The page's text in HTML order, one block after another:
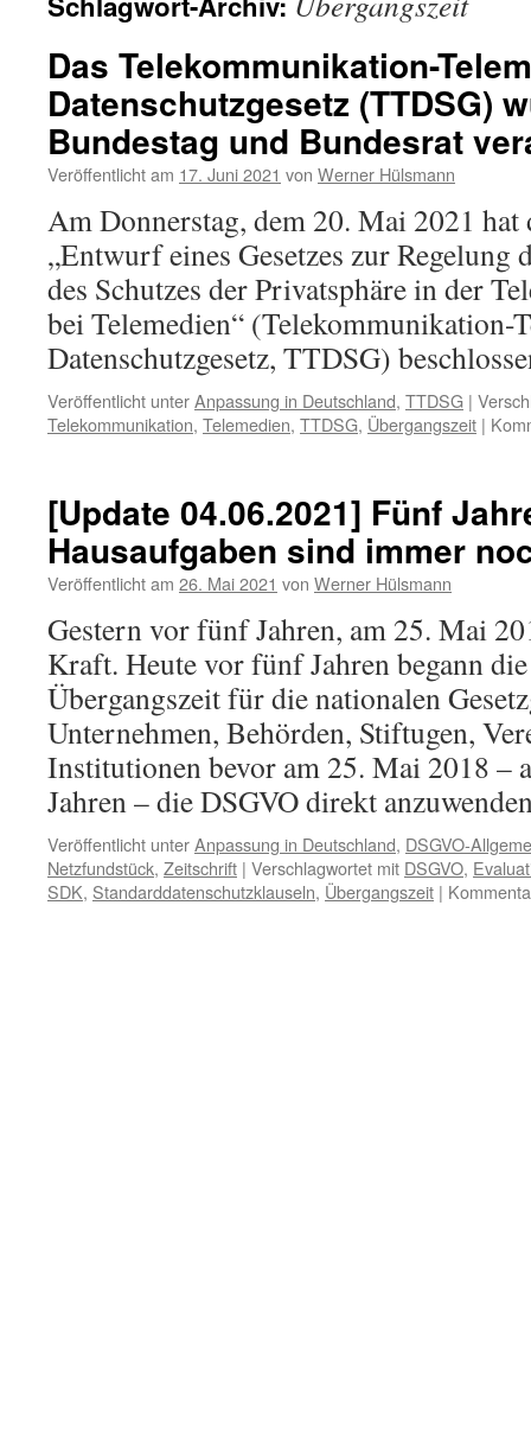
Das Telekommunikation-
Datenschutzgesetz (TTDSG)
Bundestag und Bundesrat
Veröffentlicht am 17. Juni 2021 von Werner Hülsmann
Am Donnerstag, dem 20. Mai 2021 hat
„Entwurf eines Gesetzes zur Regelung
des Schutzes der Privatsphäre in der
bei Telemedien“ (Telekommunikation-
Datenschutzgesetz, TTDSG)
Veröffentlicht unterAnpassung in Deutschland, TTDSG |
Telekommunikation, Telemedien, TTDSG, Übergangszeit |
[Update 04.06.2021] Fünf
Hausaufgaben sind immer
Veröffentlicht am 26. Mai 2021 von Werner Hülsmann
Gestern vor fünf Jahren, am 25. Mai
Kraft. Heute vor fünf Jahren begann
Übergangszeit für die nationalen
Unternehmen, Behörden, Stiftugen,
Institutionen bevor am 25. Mai 2018 –
Jahren – die DSGVO direkt
Veröffentlicht unterAnpassung in Deutschland, DSGVO-
Netzfundstück, Zeitschrift | Verschlagwortet mit DSGVO,
SDK, Standarddatenschutzklauseln, Übergangszeit |